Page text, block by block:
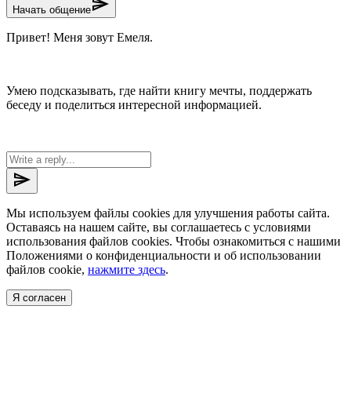
Начать общениеsend
Привет! Меня зовут Емеля.
Умею подсказывать, где найти книгу мечты, поддержать
беседу и поделиться интересной информацией.
send
Мы используем файлы cookies для улучшения работы сайта.
Оставаясь на нашем сайте, вы соглашаетесь с условиями
использования файлов cookies. Чтобы ознакомиться с нашими
Положениями о конфиденциальности и об использовании
файлов cookie, нажмите здесь.
Я согласен